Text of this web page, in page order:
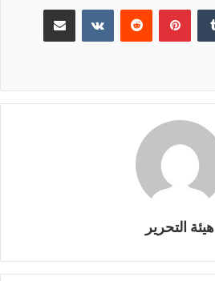
بينتيريست مشاركة عبر البريد
هيئة التحرير